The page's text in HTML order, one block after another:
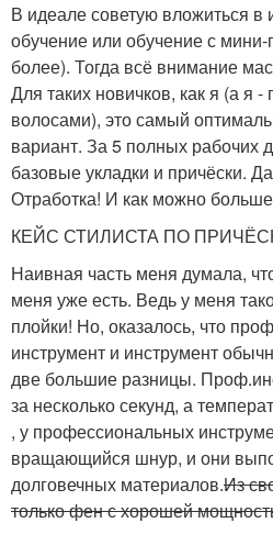
В идеале советую вложиться в
обучение или обучение с мини-
более). Тогда всё внимание
Для таких новичков, как я (а я
волосами), это самый
вариант. За 5 полных рабочих
базовые укладки и причёски.
Отработка! И как можно
КЕЙС СТИЛИСТА ПО
Наивная часть меня думала,
меня уже есть. Ведь у меня
плойки! Но, оказалось, что
инструмент и инструмент
две большие разницы.
за несколько секунд, а
, у профессиональных
вращающийся шнур, и они
долговечных материалов.Из
только фен с хорошей